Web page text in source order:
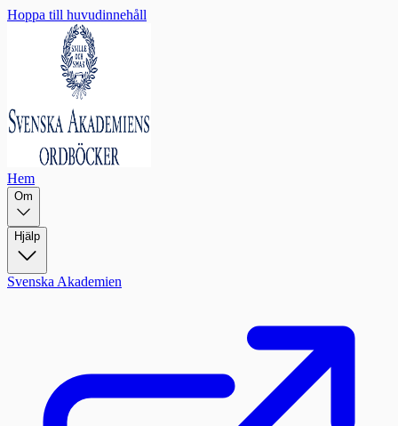
Hoppa till huvudinnehåll
Hem
Om
Hjälp
Svenska Akademien